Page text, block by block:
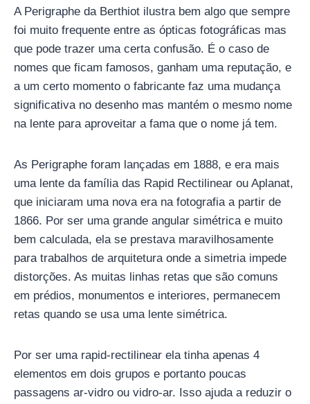
A Perigraphe da Berthiot ilustra bem algo que sempre
foi muito frequente entre as ópticas fotográficas mas
que pode trazer uma certa confusão. É o caso de
nomes que ficam famosos, ganham uma reputação, e
a um certo momento o fabricante faz uma mudança
significativa no desenho mas mantém o mesmo nome
na lente para aproveitar a fama que o nome já tem.
As Perigraphe foram lançadas em 1888, e era mais
uma lente da família das Rapid Rectilinear ou Aplanat,
que iniciaram uma nova era na fotografia a partir de
1866. Por ser uma grande angular simétrica e muito
bem calculada, ela se prestava maravilhosamente
para trabalhos de arquitetura onde a simetria impede
distorções. As muitas linhas retas que são comuns
em prédios, monumentos e interiores, permanecem
retas quando se usa uma lente simétrica.
Por ser uma rapid-rectilinear ela tinha apenas 4
elementos em dois grupos e portanto poucas
passagens ar-vidro ou vidro-ar. Isso ajuda a reduzir o